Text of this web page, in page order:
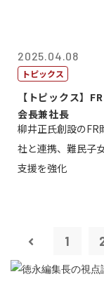
2025.04.08
トピックス
【トピックス】
会長兼社長
柳井正氏創設のFR
社と連携、難民子
支援を強化
1